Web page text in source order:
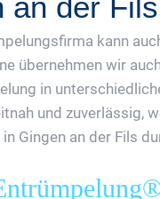
kann
übernehmen wir
in
und zuverlässig,
Gingen an der Fils